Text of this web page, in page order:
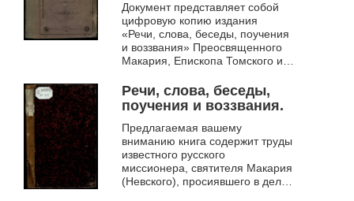
Документ представляет собой
цифровую копию издания
«Речи, слова, беседы, поучения
и воззвания» Преосвященного
Макария, Епископа Томского и
отпечатан в 1895 г. в типо-
литогра...
Речи, слова, беседы,
поучения и воззвания.
Предлагаемая вашему
вниманию книга содержит труды
известного русского
миссионера, святителя Макария
(Невского), просиявшего в деле